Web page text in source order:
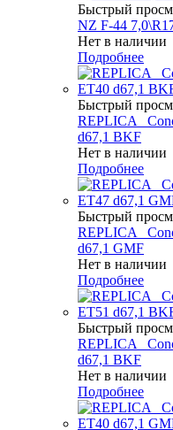
Быстрый
NZ F-44
Нет в наличии
Подробнее
Быстрый
REPLICA
d67,1 BKF
Нет в наличии
Подробнее
Быстрый
REPLICA
d67,1 GMF
Нет в наличии
Подробнее
Быстрый
REPLICA
d67,1 BKF
Нет в наличии
Подробнее